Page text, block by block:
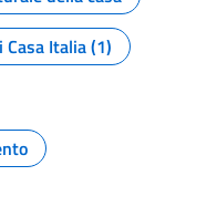
Italia (1)